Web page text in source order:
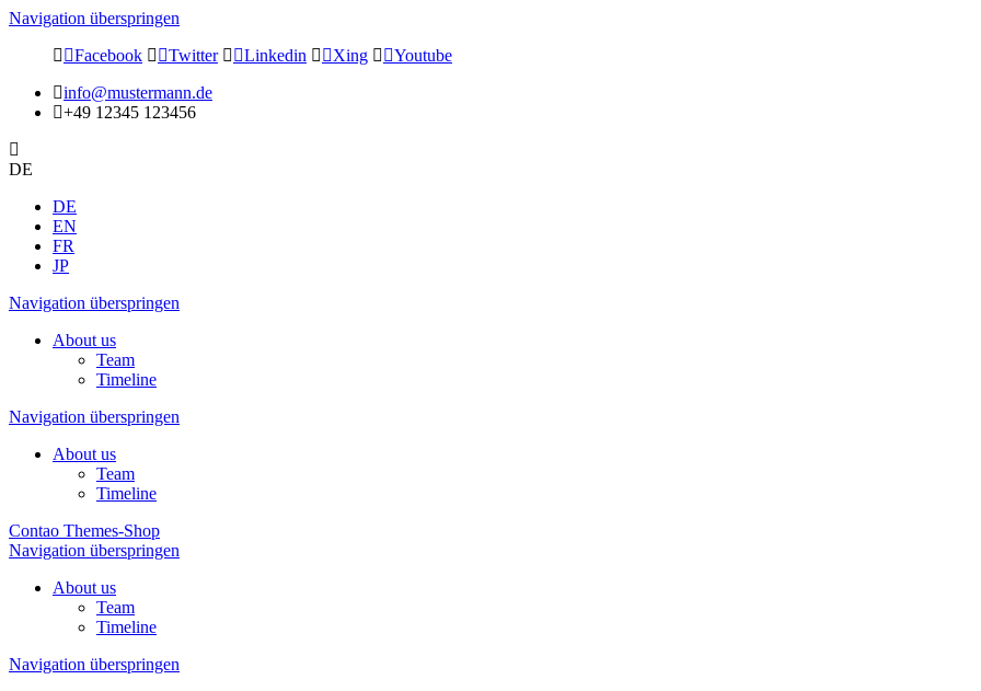
Navigation überspringen
Facebook
Twitter Linkedin Xing
Youtube
info@mustermann.de
+49 12345 123456
DE
DE
EN
FR
JP
Navigation überspringen
About us
Team
Timeline
Navigation überspringen
About us
Team
Timeline
Contao Themes-Shop
Navigation überspringen
About us
Team
Timeline
Navigation überspringen